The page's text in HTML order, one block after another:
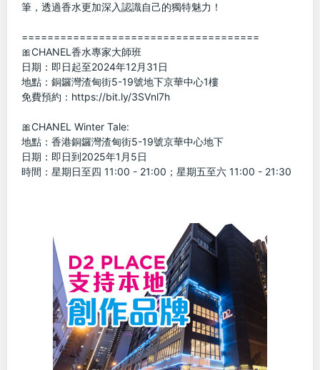
筆，透過香水更加深入認識自己的獨特魅力！
=====================================
🎀CHANEL香水專家大師班
日期：即日起至2024年12月31日
地點：銅鑼灣渣甸街5-19號地下京華中心1樓
免費預約：https://bit.ly/3SVnl7h
🎀CHANEL Winter Tale:
地點：香港銅鑼灣渣甸街5-19號京華中心地下
日期：即日到2025年1月5日
時間：星期日至四 11:00 - 21:00；星期五至六 11:00 - 21:30